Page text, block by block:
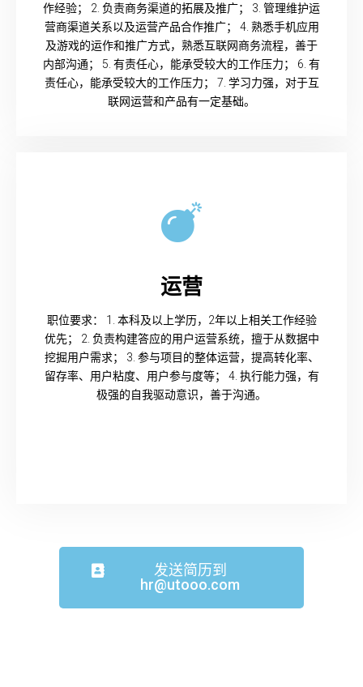
作经验； 2. 负责商务渠道的拓展及推广； 3. 管理维护运
营商渠道关系以及运营产品合作推广； 4. 熟悉手机应用
及游戏的运作和推广方式，熟悉互联网商务流程，善于
内部沟通； 5. 有责任心，能承受较大的工作压力； 6. 有
责任心，能承受较大的工作压力； 7. 学习力强，对于互
联网运营和产品有一定基础。
运营
职位要求： 1. 本科及以上学历，2年以上相关工作经验
优先； 2. 负责构建答应的用户运营系统，擅于从数据中
挖掘用户需求； 3. 参与项目的整体运营，提高转化率、
留存率、用户粘度、用户参与度等； 4. 执行能力强，有
极强的自我驱动意识，善于沟通。
发送简历到
hr@utooo.com